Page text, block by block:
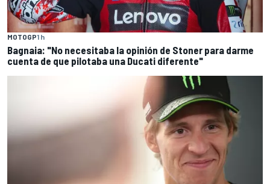
MOTOGP1 h
Bagnaia: "No necesitaba la opinión de Stoner para darme
cuenta de que pilotaba una Ducati diferente"